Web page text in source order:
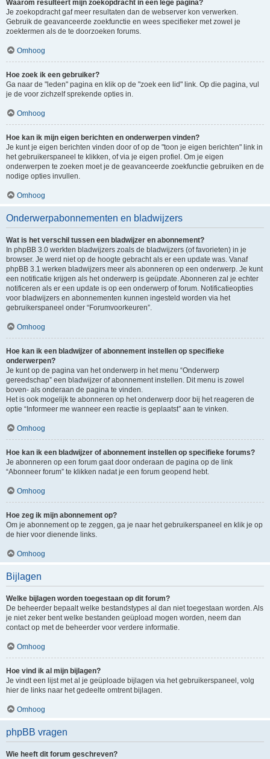
Waarom resulteert mijn zoekopdracht in een lege pagina?
Je zoekopdracht gaf meer resultaten dan de webserver kon verwerken.
Gebruik de geavanceerde zoekfunctie en wees specifieker met zowel je
zoektermen als de te doorzoeken forums.
Omhoog
Hoe zoek ik een gebruiker?
Ga naar de "leden" pagina en klik op de "zoek een lid" link. Op die pagina, vul
je de voor zichzelf sprekende opties in.
Omhoog
Hoe kan ik mijn eigen berichten en onderwerpen vinden?
Je kunt je eigen berichten vinden door of op de "toon je eigen berichten" link in
het gebruikerspaneel te klikken, of via je eigen profiel. Om je eigen
onderwerpen te zoeken moet je de geavanceerde zoekfunctie gebruiken en de
nodige opties invullen.
Omhoog
Onderwerpabonnementen en bladwijzers
Wat is het verschil tussen een bladwijzer en abonnement?
In phpBB 3.0 werkten bladwijzers zoals de bladwijzers (of favorieten) in je
browser. Je werd niet op de hoogte gebracht als er een update was. Vanaf
phpBB 3.1 werken bladwijzers meer als abonneren op een onderwerp. Je kunt
een notificatie krijgen als het onderwerp is geüpdate. Abonneren zal je echter
notificeren als er een update is op een onderwerp of forum. Notificatieopties
voor bladwijzers en abonnementen kunnen ingesteld worden via het
gebruikerspaneel onder “Forumvoorkeuren”.
Omhoog
Hoe kan ik een bladwijzer of abonnement instellen op specifieke
onderwerpen?
Je kunt op de pagina van het onderwerp in het menu “Onderwerp
gereedschap” een bladwijzer of abonnement instellen. Dit menu is zowel
boven- als onderaan de pagina te vinden.
Het is ook mogelijk te abonneren op het onderwerp door bij het reageren de
optie “Informeer me wanneer een reactie is geplaatst” aan te vinken.
Omhoog
Hoe kan ik een bladwijzer of abonnement instellen op specifieke forums?
Je abonneren op een forum gaat door onderaan de pagina op de link
“Abonneer forum” te klikken nadat je een forum geopend hebt.
Omhoog
Hoe zeg ik mijn abonnement op?
Om je abonnement op te zeggen, ga je naar het gebruikerspaneel en klik je op
de hier voor dienende links.
Omhoog
Bijlagen
Welke bijlagen worden toegestaan op dit forum?
De beheerder bepaalt welke bestandstypes al dan niet toegestaan worden. Als
je niet zeker bent welke bestanden geüpload mogen worden, neem dan
contact op met de beheerder voor verdere informatie.
Omhoog
Hoe vind ik al mijn bijlagen?
Je vindt een lijst met al je geüploade bijlagen via het gebruikerspaneel, volg
hier de links naar het gedeelte omtrent bijlagen.
Omhoog
phpBB vragen
Wie heeft dit forum geschreven?